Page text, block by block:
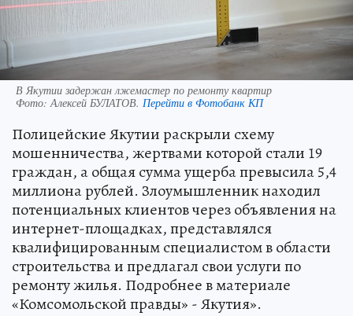
В Якутии задержан лжемастер по ремонту квартир
Фото:Алексей БУЛАТОВ. Перейти в Фотобанк КП
Полицейские Якутии раскрыли схему
мошенничества, жертвами которой стали 19
граждан, а общая сумма ущерба превысила 5,4
миллиона рублей. Злоумышленник находил
потенциальных клиентов через объявления на
интернет-площадках, представлялся
квалифицированным специалистом в области
строительства и предлагал свои услуги по
ремонту жилья. Подробнее в материале
«Комсомольской правды» - Якутия».